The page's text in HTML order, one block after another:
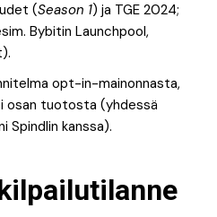
(Season 1) ja TGE 2024;
Bybitin Launchpool,
opt-in-mainonnasta,
osan tuotosta (yhdessä
Spindlin kanssa).